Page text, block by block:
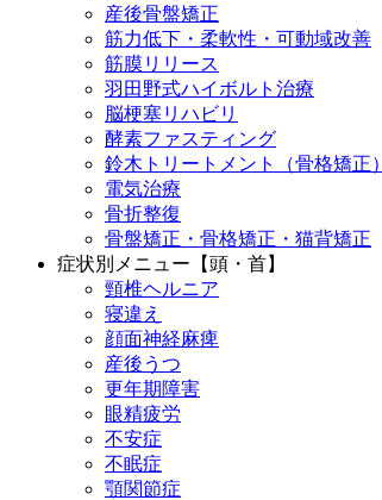
産後骨盤矯正
筋力低下・柔軟性・可動域改善
筋膜リリース
羽田野式ハイボルト治療
脳梗塞リハビリ
酵素ファスティング
鈴木トリートメント（骨格矯正）
電気治療
骨折整復
骨盤矯正・骨格矯正・猫背矯正
症状別メニュー【頭・首】
頸椎ヘルニア
寝違え
顔面神経麻痺
産後うつ
更年期障害
眼精疲労
不安症
不眠症
顎関節症